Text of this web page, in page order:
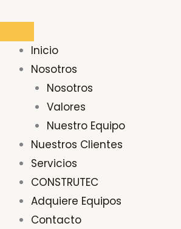
contenido
Inicio
Nosotros
Nosotros
Valores
Nuestro Equipo
Nuestros Clientes
Servicios
CONSTRUTEC
Adquiere Equipos
Contacto